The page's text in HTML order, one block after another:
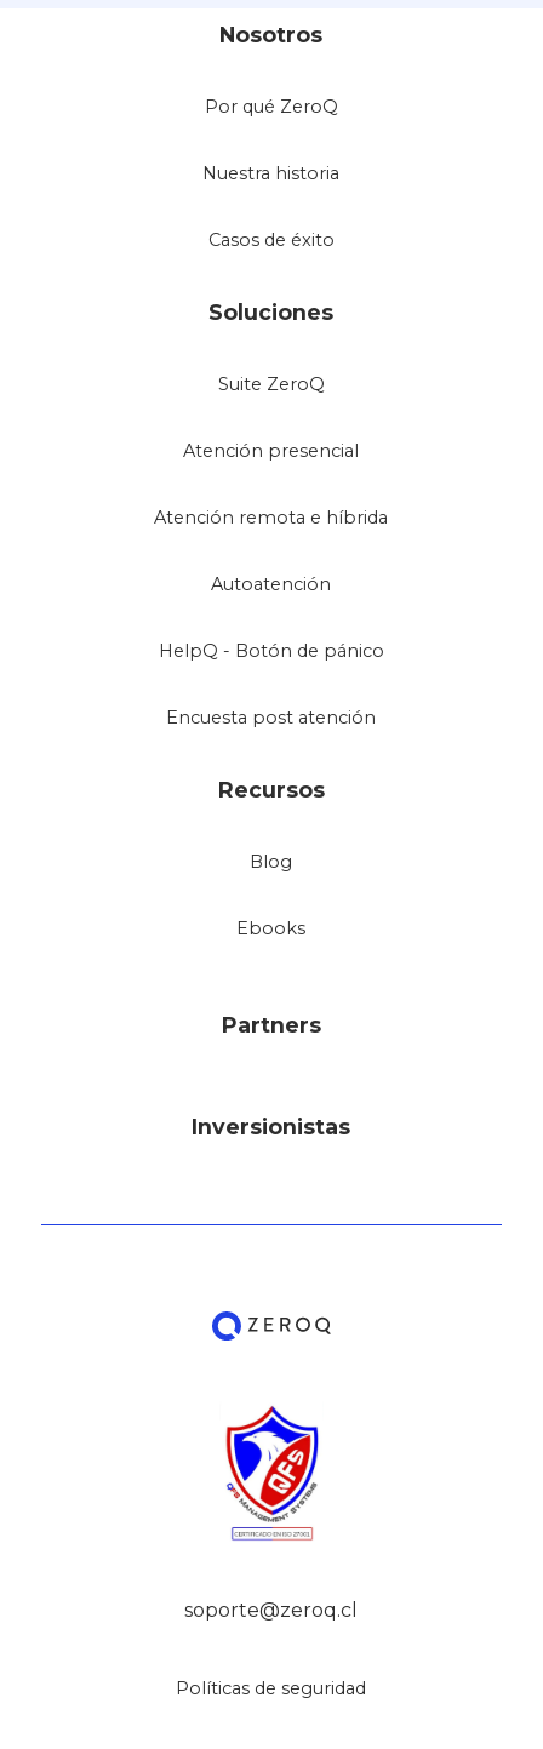
Nosotros
Por qué ZeroQ
Nuestra historia
Casos de éxito
Soluciones
Suite ZeroQ
Atención presencial
Atención remota e híbrida
Autoatención
HelpQ - Botón de pánico
Encuesta post atención
Recursos
Blog
Ebooks
Partners
Inversionistas
soporte@zeroq.cl
Políticas de seguridad